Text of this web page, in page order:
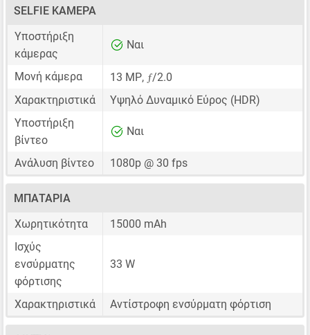
SELFIE ΚΆΜΕΡΑ
Υποστήριξη
κάμερας
Ναι
Μονή κάμερα 13 MP, ƒ/2.0
Χαρακτηριστικά
Υψηλό Δυναμικό Εύρος (HDR)
Υποστήριξη
βίντεο
Ναι
Ανάλυση βίντεο 1080p @ 30 fps
ΜΠΑΤΑΡΊΑ
Χωρητικότητα
15000 mAh
Ισχύς
ενσύρματης
φόρτισης
33 W
Χαρακτηριστικά Αντίστροφη ενσύρματη φόρτιση